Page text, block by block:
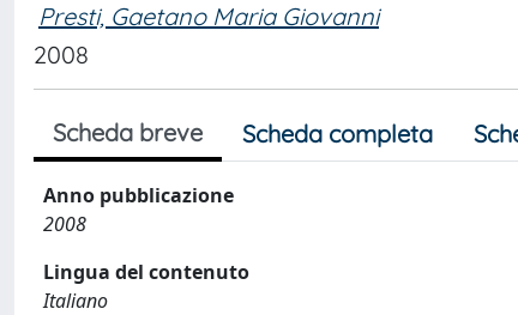
Presti, Gaetano Maria Giovanni
2008
Scheda breve Scheda completa
Anno pubblicazione
2008
Lingua del contenuto
Italiano